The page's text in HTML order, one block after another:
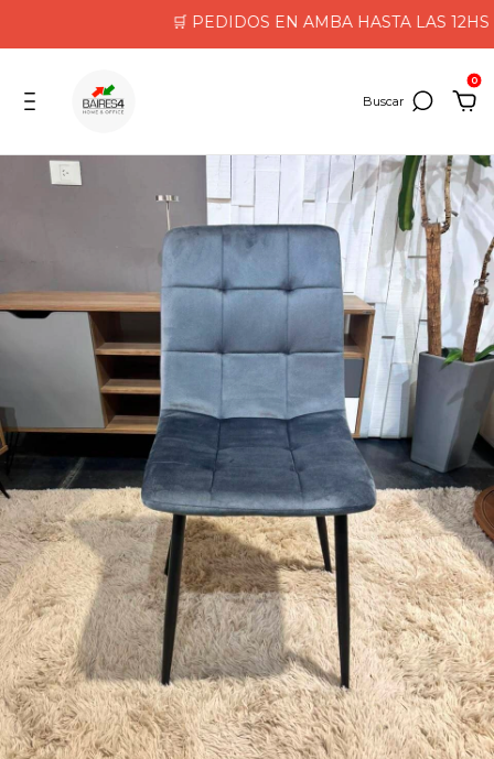
🛒 PEDIDOS EN AMBA HASTA LAS 12HS
0